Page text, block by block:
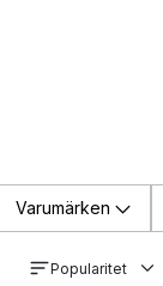
Varumärken
Popularitet